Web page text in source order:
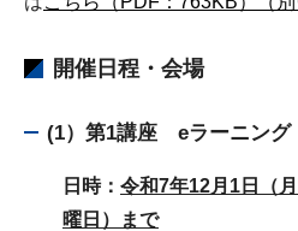
開催日程・会場
(1）第1講座 eラーニング
日時： 令和7年12月1日（
曜日）まで